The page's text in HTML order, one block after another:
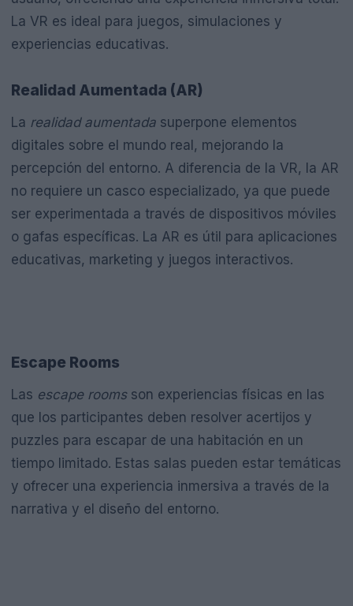
La VR es ideal para juegos, simulaciones y
experiencias educativas.
Realidad Aumentada (AR)
La realidad aumentada superpone elementos
digitales sobre el mundo real, mejorando la
percepción del entorno. A diferencia de la VR, la AR
no requiere un casco especializado, ya que puede
ser experimentada a través de dispositivos móviles
o gafas específicas. La AR es útil para aplicaciones
educativas, marketing y juegos interactivos.
Escape Rooms
Las escape roomsson experiencias físicas en las
que los participantes deben resolver acertijos y
puzzles para escapar de una habitación en un
tiempo limitado. Estas salas pueden estar temáticas
y ofrecer una experiencia inmersiva a través de la
narrativa y el diseño del entorno.